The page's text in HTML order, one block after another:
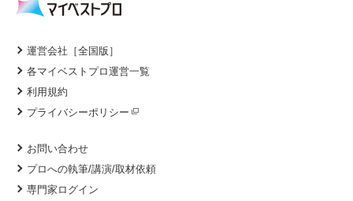
運営会社［全国版］
各マイベストプロ運営一覧
利用規約
プライバシーポリシー
お問い合わせ
プロへの執筆/講演/取材依頼
専門家ログイン